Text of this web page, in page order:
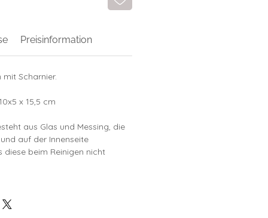
Preisinformation
Scharnier.
x 15,5 cm
aus Glas und Messing, die
auf der Innenseite
beim Reinigen nicht